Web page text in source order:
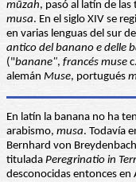
mūzah, pasó al latín de
musa. En el siglo XIV se
en varias lenguas del sur
antico del banano e delle
("banane", francés muse
alemán Muse, portugués
En latín la banana no ha
arabismo, musa. Todavía
Bernhard von
titulada Peregrinatio in
desconocidas entonces